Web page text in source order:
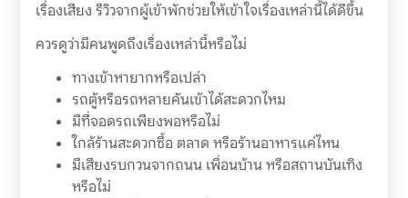
เรื่องเสียง รีวิวจากผู้เข้าพักช่วยให้เข้าใจเรื่องเหล่านี้ได้ดีขึ้น
ควรดูว่ามีคนพูดถึงเรื่องเหล่านี้หรือไม่
ทางเข้าหายากหรือเปล่า
รถตู้หรือรถหลายคันเข้าได้สะดวกไหม
มีที่จอดรถเพียงพอหรือไม่
ใกล้ร้านสะดวกซื้อ ตลาด หรือร้านอาหารแค่ไหน
มีเสียงรบกวนจากถนน เพื่อนบ้าน หรือสถานบันเทิง
หรือไม่